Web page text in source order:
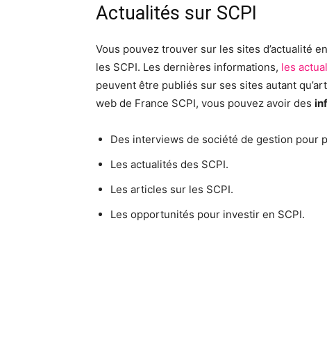
Actualités sur SCPI
Vous pouvez trouver sur les sites d’actualité
les SCPI. Les dernières informations, les
peuvent être publiés sur ses sites autant
web de France SCPI, vous pouvez avoir des
Des interviews de société de gestion pour
Les actualités des SCPI.
Les articles sur les SCPI.
Les opportunités pour investir en SCPI.